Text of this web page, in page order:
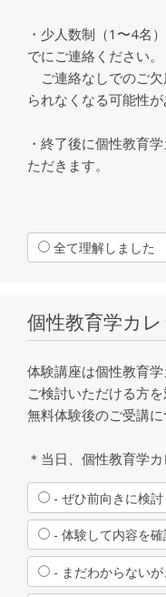
・少人数制（1〜4名
でにご連絡ください。
ご連絡なしでのご欠
られなくなる可能性が
・終了後に個性教育
ただきます。
全て理解しました
個性教育学カ
体験講座は個性教育
ご検討いただける方を
無料体験後のご受講
＊当日、個性教育学
- ぜひ前向きに検討
- 体験して内容を
- まだわからないが